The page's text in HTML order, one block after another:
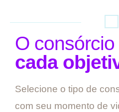
O consórcio
cada
Selecione o tipo de
com seu momento de